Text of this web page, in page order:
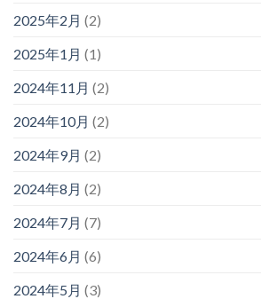
2025年2月 (2)
2025年1月 (1)
2024年11月 (2)
2024年10月 (2)
2024年9月 (2)
2024年8月 (2)
2024年7月 (7)
2024年6月 (6)
2024年5月 (3)